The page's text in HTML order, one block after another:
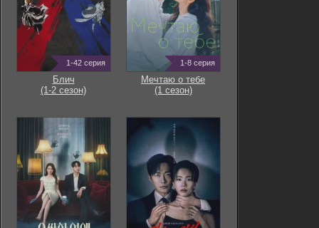
1-42 серия
Блич
(1-2 сезон)
1-8 серия
Мечтаю о тебе
(1 сезон)